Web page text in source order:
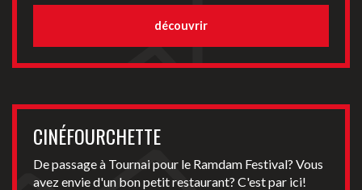
découvrir
CINÉFOURCHETTE
De passage à Tournai pour le Ramdam Festival? Vous
avez envie d'un bon petit restaurant? C'est par ici!